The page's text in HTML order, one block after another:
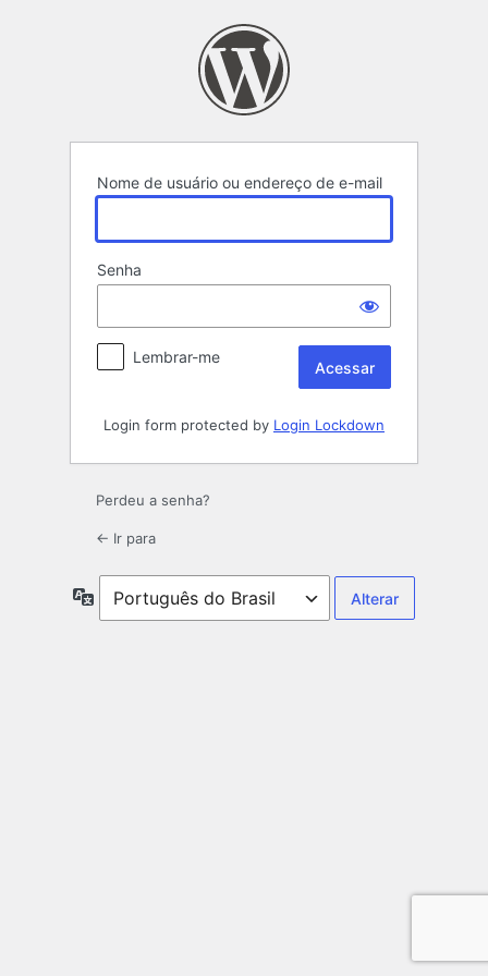
Nome de usuário ou endereço de e-mail
Senha
Lembrar-me
Login form protected by Login Lockdown
Perdeu a senha?
← Ir para
Idioma